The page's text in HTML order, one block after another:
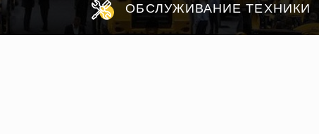
ОБСЛУЖИВАНИЕ ТЕХНИКИ